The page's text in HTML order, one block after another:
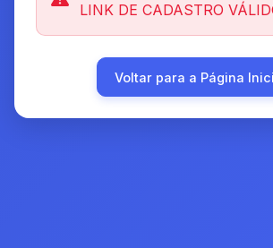
LINK DE CADASTRO
Voltar para a Página